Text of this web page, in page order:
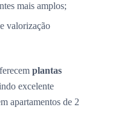
mais amplos;
valorização
plantas
excelente
apartamentos de 2